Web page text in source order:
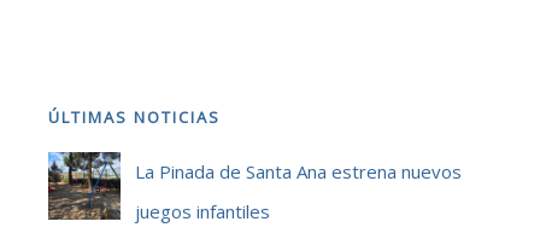
ÚLTIMAS NOTICIAS
La Pinada de Santa Ana estrena nuevos
juegos infantiles